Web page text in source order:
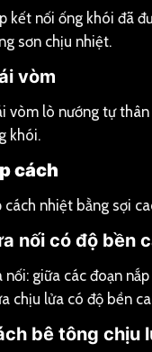
kết nối ống khói đã
sơn chịu nhiệt.
vòm
vòm lò nướng tự
khói.
cách
cách nhiệt bằng sợi
nối có độ bền
nối: giữa các đoạn
chịu lửa có độ bền
bê tông chịu